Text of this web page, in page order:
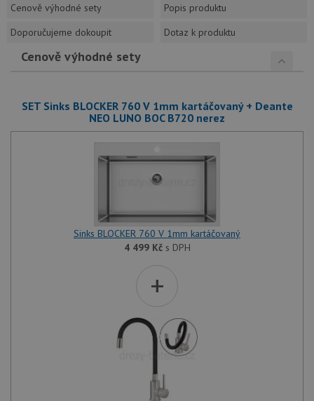
Cenově výhodné sety
Popis produktu
Doporučujeme dokoupit
Dotaz k produktu
Cenově výhodné sety
SET Sinks BLOCKER 760 V 1mm kartáčovaný + Deante
NEO LUNO BOC B720 nerez
Sinks BLOCKER 760 V 1mm kartáčovaný
4 499 Kčs DPH
+